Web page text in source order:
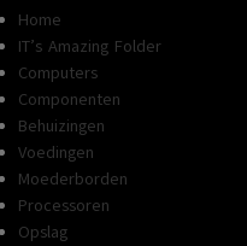
Home
IT’s Amazing Folder
Computers
Componenten
Behuizingen
Voedingen
Moederborden
Processoren
Opslag